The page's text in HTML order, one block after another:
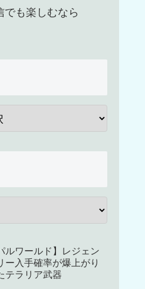
でも楽しむなら
ルワールド】レジェン
ー入手確率が爆上がり
テラリア武器